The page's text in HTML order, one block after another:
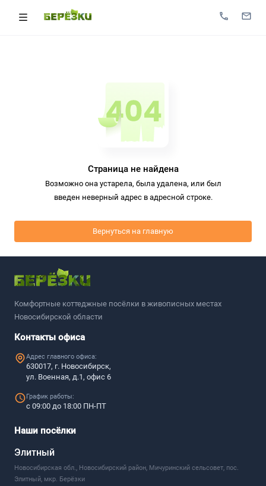
Страница не найдена
Возможно она устарела, была удалена, или был
введен неверный адрес в адресной строке.
Вернуться на главную
Комфортные коттеджные посёлки в живописных местах
Новосибирской области
Контакты офиса
Адрес главного офиса:
630017, г. Новосибирск,
ул. Военная, д.1, офис 6
График работы:
с 09:00 до 18:00 ПН-ПТ
Наши посёлки
Элитный
Новосибирская обл., Новосибирский район, Мичуринский сельсовет, пос.
Элитный, мкр. Берёзки